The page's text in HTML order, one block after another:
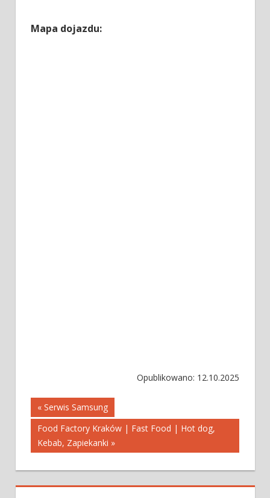
Mapa dojazdu:
Opublikowano: 12.10.2025
Nawigacja
wpisu
« Serwis Samsung
Food Factory Kraków | Fast Food | Hot dog,
Kebab, Zapiekanki »